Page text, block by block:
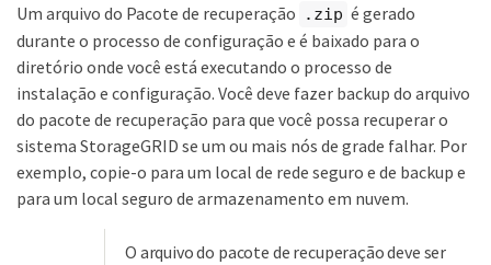
Um arquivo do Pacote de recuperação .zip é gerado
durante o processo de configuração e é baixado para o
diretório onde você está executando o processo de
instalação e configuração. Você deve fazer backup do arquivo
do pacote de recuperação para que você possa recuperar o
sistema StorageGRID se um ou mais nós de grade falhar. Por
exemplo, copie-o para um local de rede seguro e de backup e
para um local seguro de armazenamento em nuvem.
O arquivo do pacote de recuperação deve ser